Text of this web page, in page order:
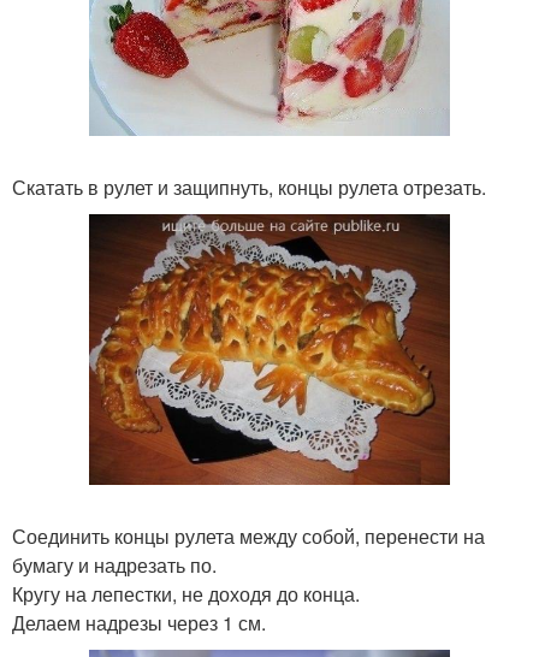
Скатать в рулет и защипнуть, концы рулета отрезать.
Соединить концы рулета между собой, перенести на
бумагу и надрезать по.
Кругу на лепестки, не доходя до конца.
Делаем надрезы через 1 см.